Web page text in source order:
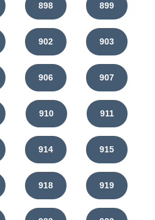
898 899
902 903
906 907
910 911
914 915
918 919